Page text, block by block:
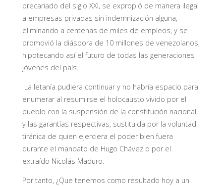
precariado del siglo XXI, se expropió de manera ilegal
a empresas privadas sin indemnización alguna,
eliminando a centenas de miles de empleos, y se
promovió la diáspora de 10 millones de venezolanos,
hipotecando así el futuro de todas las generaciones
jóvenes del país.
La letanía pudiera continuar y no habría espacio para
enumerar al resumirse el holocausto vivido por el
pueblo con la suspensión de la constitución nacional
y las garantías respectivas, sustituida por la voluntad
tiránica de quien ejerciera el poder bien fuera
durante el mandato de Hugo Chávez o por el
extraído Nicolás Maduro.
Por tanto, ¿Que tenemos como resultado hoy a un